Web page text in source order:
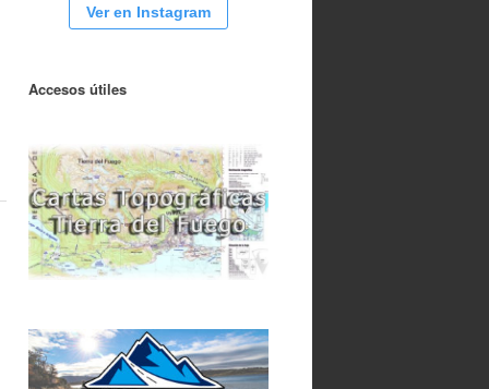
Ver en Instagram
Accesos útiles